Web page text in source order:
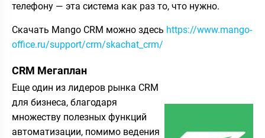
телефону — эта система как раз то, что нужно.
Скачать Mango CRM можно здесь https://www.mango-
office.ru/support/crm/skachat_crm/
CRM Мегаплан
Еще один из лидеров рынка CRM
для бизнеса, благодаря
множеству полезных функций
автоматизации, помимо ведения